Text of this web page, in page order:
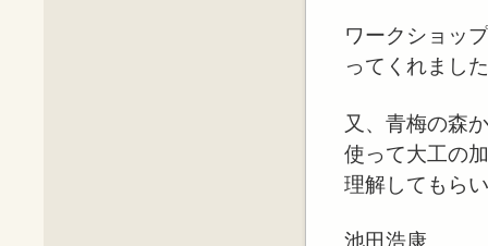
ワークショッ
ってくれまし
又、青梅の森
使って大工の
理解してもら
池田浩康